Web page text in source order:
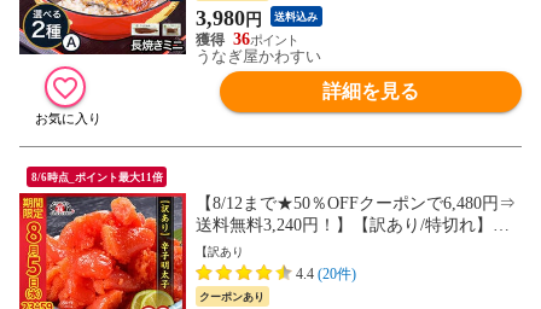
3,980円 送料込み
36
うなぎ屋かわすい
詳細を見る
8/6時点_ポイント最大11倍
【8/12まで★50％OFFクーポンで6,480円⇒
送料無料3,240円！】【訳あり/特切れ】辛
子明太子 めんたいこ 魚卵 おつまみ 晩酌
送料無料 食品 海鮮 朝食 お弁当 海鮮vs肉
【訳あり
4.4 (20件)
クーポンあり